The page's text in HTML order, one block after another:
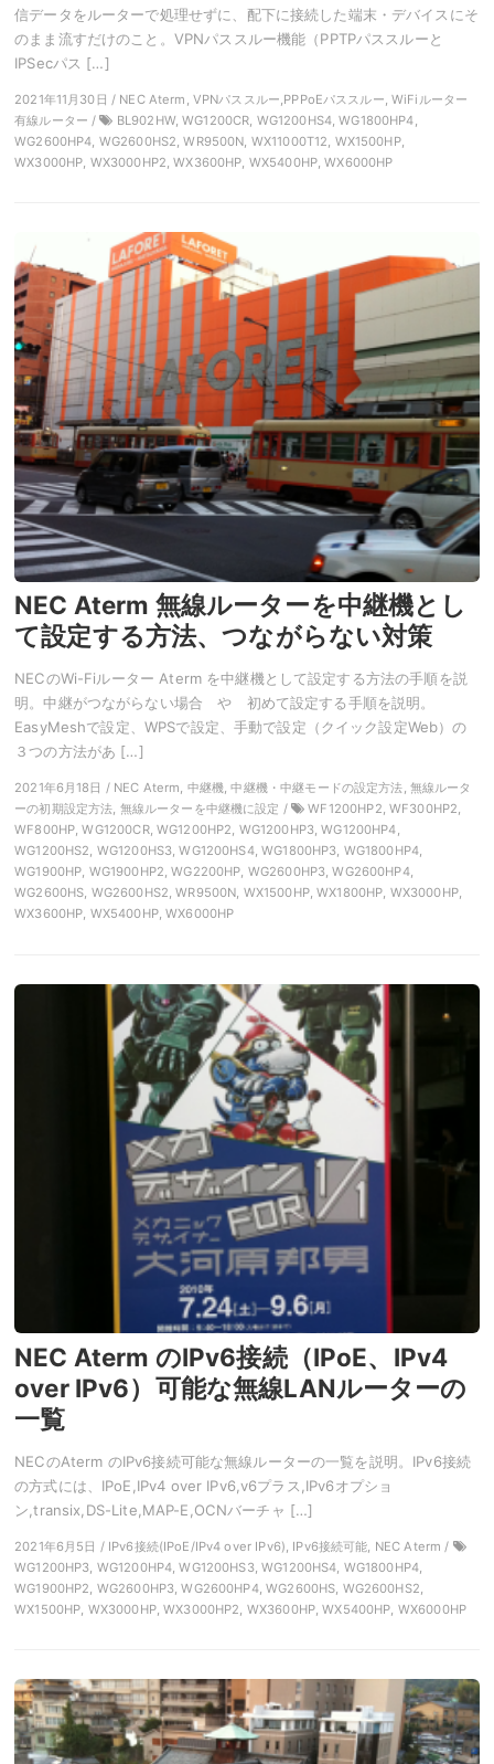
信データをルーターで処理せずに、配下に接続した端末・デバイスにそ
のまま流すだけのこと。VPNパススルー機能（PPTPパススルーと
IPSecパス […]
2021年11月30日 / NEC Aterm, VPNパススルー,PPPoEパススルー, WiFiルーター
有線ルーター /
BL902HW, WG1200CR, WG1200HS4, WG1800HP4,
WG2600HP4, WG2600HS2, WR9500N, WX11000T12, WX1500HP,
WX3000HP, WX3000HP2, WX3600HP, WX5400HP, WX6000HP
NEC Aterm 無線ルーターを中継機とし
て設定する方法、つながらない対策
NECのWi-Fiルーター Aterm を中継機として設定する方法の手順を説
明。中継がつながらない場合 や 初めて設定する手順を説明。
EasyMeshで設定、WPSで設定、手動で設定（クイック設定Web）の
３つの方法があ […]
2021年6月18日 / NEC Aterm, 中継機, 中継機・中継モードの設定方法, 無線ルータ
ーの初期設定方法, 無線ルーターを中継機に設定 /
WF1200HP2, WF300HP2,
WF800HP, WG1200CR, WG1200HP2, WG1200HP3, WG1200HP4,
WG1200HS2, WG1200HS3, WG1200HS4, WG1800HP3, WG1800HP4,
WG1900HP, WG1900HP2, WG2200HP, WG2600HP3, WG2600HP4,
WG2600HS, WG2600HS2, WR9500N, WX1500HP, WX1800HP, WX3000HP,
WX3600HP, WX5400HP, WX6000HP
NEC Aterm のIPv6接続（IPoE、IPv4
over IPv6）可能な無線LANルーターの
一覧
NECのAterm のIPv6接続可能な無線ルーターの一覧を説明。IPv6接続
の方式には、IPoE,IPv4 over IPv6,v6プラス,IPv6オプショ
ン,transix,DS-Lite,MAP-E,OCNバーチャ […]
2021年6月5日 / IPv6接続(IPoE/IPv4 over IPv6), IPv6接続可能, NEC Aterm /
WG1200HP3, WG1200HP4, WG1200HS3, WG1200HS4, WG1800HP4,
WG1900HP2, WG2600HP3, WG2600HP4, WG2600HS, WG2600HS2,
WX1500HP, WX3000HP, WX3000HP2, WX3600HP, WX5400HP, WX6000HP